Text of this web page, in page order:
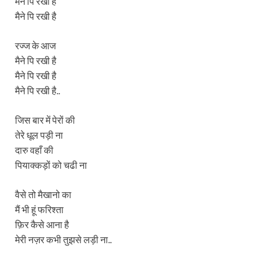
मैने पि रखी है
रज्ज के आज
मैने पि रखी है
मैने पि रखी है
मैने पि रखी है..
जिस बार में पेरों की
तेरे धूल पड़ी ना
दारु वहाँ की
पियाक्कड़ों को चढी ना
वैसे तो मैखानो का
मैं भी हूं फरिश्ता
फ़िर कैसे आना है
मेरी नज़र कभी तुझसे लड़ी ना..